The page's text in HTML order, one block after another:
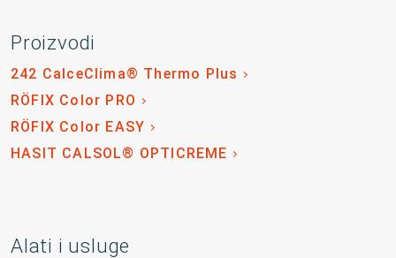
Proizvodi
242 CalceClima® Thermo Plus
RÖFIX Color PRO
RÖFIX Color EASY
HASIT CALSOL® OPTICREME
Alati i usluge